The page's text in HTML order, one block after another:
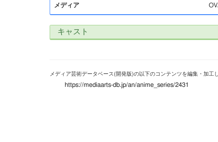
メディア
キャスト
メディア芸術データベース(開発版)の以下のコンテンツを編集・加工
https://mediaarts-db.jp/an/anime_series/2431